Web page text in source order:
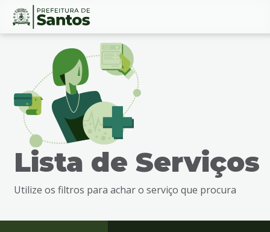
Ir
busca
Ir
Conteúdo
Lista de Serviços
Utilize os filtros para achar o serviço que procura